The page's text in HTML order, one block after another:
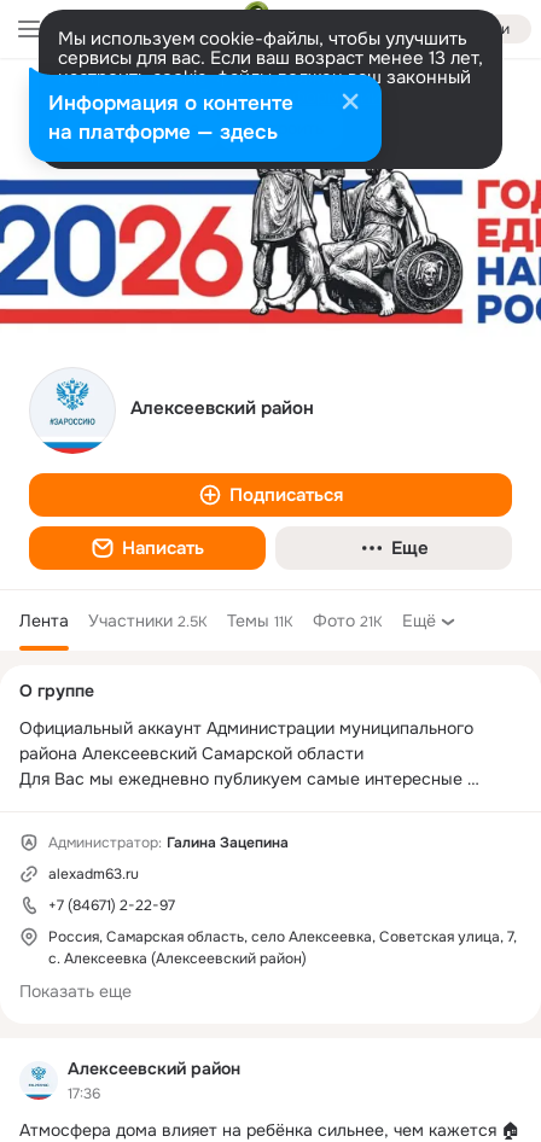
Войти
Мы используем cookie-файлы, чтобы улучшить
сервисы для вас. Если ваш возраст менее 13 лет,
настроить cookie-файлы должен ваш законный
представитель. Больше информации
Разрешить все Настроить
Алексеевский район
Подписаться
Написать Еще
Лента Участники 2.5K Темы 11K Фото 21K Ещё
Алексеевский район
17:36
Атмосфера дома влияет на ребёнка сильнее, чем кажется 🏠
колонка
О группе
Официальный аккаунт Администрации муниципального
района Алексеевский Самарской области
Для Вас мы ежедневно публикуем самые интересные
Оставайтесь с нами и будьте в курсе последних событий!
Мы ВКонтакте https://vk.com/alexadm63
Мы в Телеграмм
Администратор: Галина Зацепина
alexadm63.ru
+7 (84671) 2-22-97
Россия, Самарская область, село Алексеевка, Советская улица, 7,
с. Алексеевка (Алексеевский район)
Показать еще
Информация о контенте
на платформе — здесь